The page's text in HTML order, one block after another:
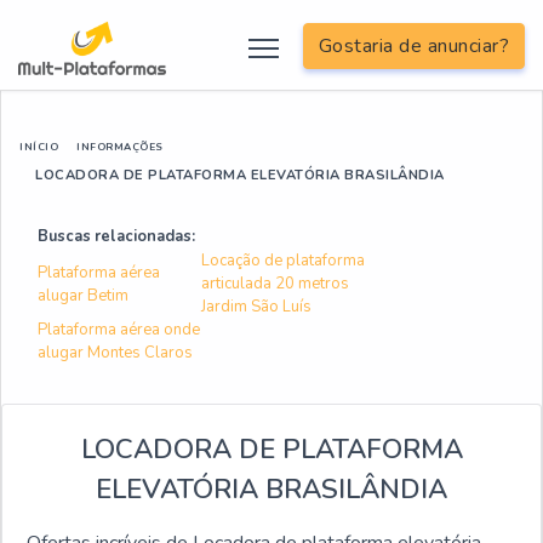
Gostaria de anunciar?
INÍCIO INFORMAÇÕES
LOCADORA DE PLATAFORMA ELEVATÓRIA BRASILÂNDIA
Buscas relacionadas:
Plataforma aérea
alugar Betim
Locação de plataforma
articulada 20 metros
Jardim São Luís
Plataforma aérea onde
alugar Montes Claros
LOCADORA DE PLATAFORMA
ELEVATÓRIA BRASILÂNDIA